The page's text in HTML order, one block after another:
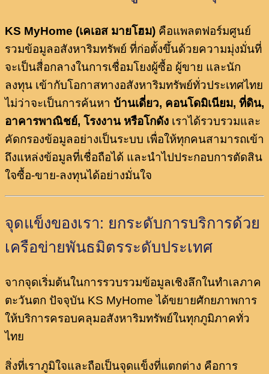
KS MyHome (เคเอส มายโฮม) คือแพลตฟอร์มศูนย์
รวมข้อมูลอสังหาริมทรัพย์ ที่ก่อตั้งขึ้นด้วยความมุ่งมั่นที่
จะเป็นสื่อกลางในการเชื่อมโยงผู้ซื้อ ผู้ขาย และนัก
ลงทุน เข้ากับโอกาสทางอสังหาริมทรัพย์ทั่วประเทศไทย
ไม่ว่าจะเป็นการค้นหา บ้านเดี่ยว, คอนโดมิเนียม, ที่ดิน,
อาคารพาณิชย์, โรงงาน หรือโกดัง เราได้รวบรวมและ
คัดกรองข้อมูลอย่างเป็นระบบ เพื่อให้ทุกคนสามารถเข้า
ถึงแหล่งข้อมูลที่เชื่อถือได้ และนำไปประกอบการตัดสิน
ใจซื้อ-ขาย-ลงทุนได้อย่างมั่นใจ
จุดแข็งของเรา: ยกระดับการบริการด้วย
เครือข่ายพันธมิตรระดับประเทศ
จากจุดเริ่มต้นในการรวบรวมข้อมูลเชิงลึกในทำเลภาค
ตะวันตก ปัจจุบัน KS MyHome ได้ขยายศักยภาพการ
ให้บริการครอบคลุมอสังหาริมทรัพย์ในทุกภูมิภาคทั่ว
ไทย
สิ่งที่เราภูมิใจและถือเป็นจุดแข็งที่แตกต่าง คือการ